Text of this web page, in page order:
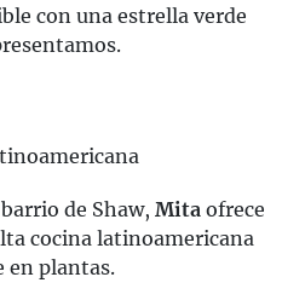
con una estrella verde
de Shaw, Mita ofrece
cocina latinoamericana
en plantas.